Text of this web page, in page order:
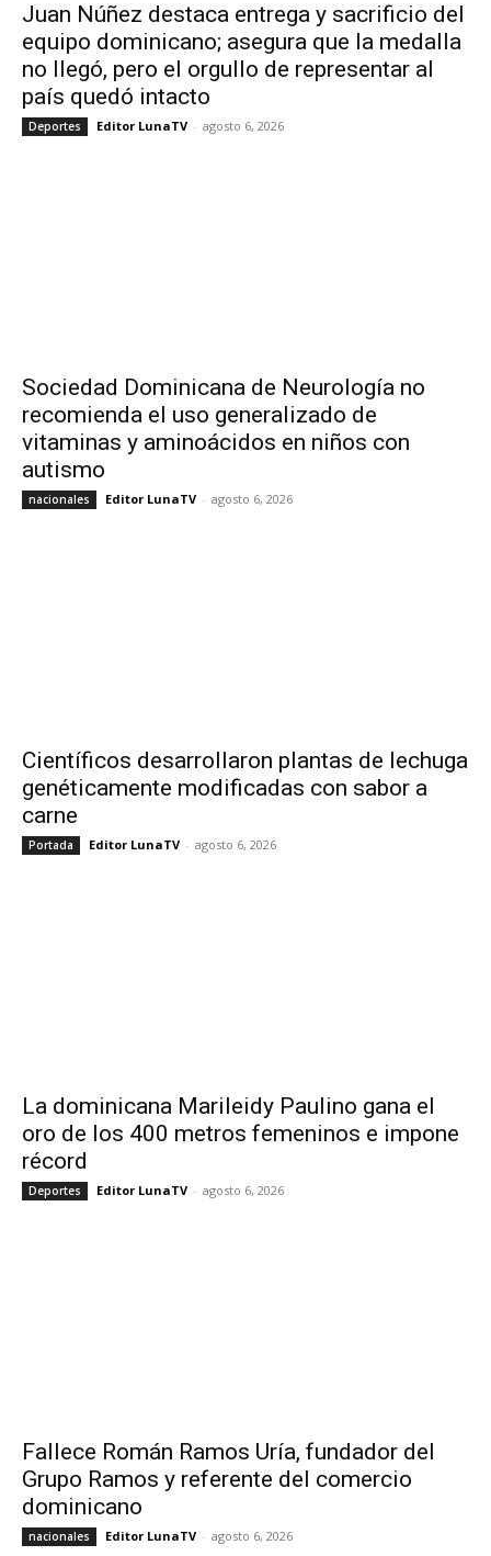
Juan Núñez destaca entrega y sacrificio del
equipo dominicano; asegura que la medalla
no llegó, pero el orgullo de representar al
país quedó intacto
Deportes Editor LunaTV - agosto 6, 2026
Sociedad Dominicana de Neurología no
recomienda el uso generalizado de
vitaminas y aminoácidos en niños con
autismo
nacionales Editor LunaTV - agosto 6, 2026
Científicos desarrollaron plantas de lechuga
genéticamente modificadas con sabor a
carne
Portada Editor LunaTV - agosto 6, 2026
La dominicana Marileidy Paulino gana el
oro de los 400 metros femeninos e impone
récord
Deportes Editor LunaTV - agosto 6, 2026
Fallece Román Ramos Uría, fundador del
Grupo Ramos y referente del comercio
dominicano
nacionales Editor LunaTV - agosto 6, 2026